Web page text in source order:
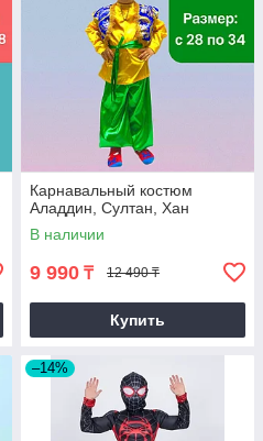
Карнавальный костюм
Аладдин, Султан, Хан
В наличии
9 990 ₸ 12 490 ₸
Купить
–14%